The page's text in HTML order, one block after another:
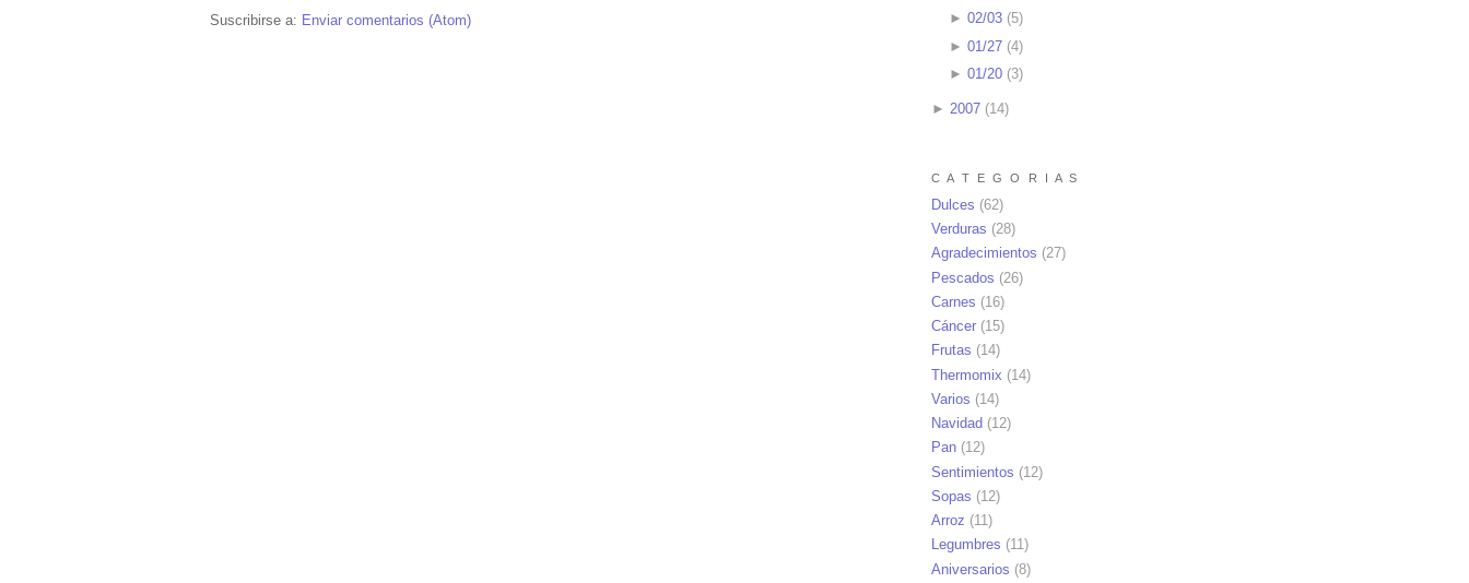
Suscribirse a: Enviar comentarios (Atom)
► 02/03(5)
► 01/27(4)
► 01/20(3)
► 2007 (14)
C A T E G O R I A S
Dulces (62)
Verduras (28)
Agradecimientos (27)
Pescados (26)
Carnes (16)
Cáncer (15)
Frutas (14)
Thermomix (14)
Varios (14)
Navidad (12)
Pan (12)
Sentimientos (12)
Sopas (12)
Arroz (11)
Legumbres (11)
Aniversarios (8)